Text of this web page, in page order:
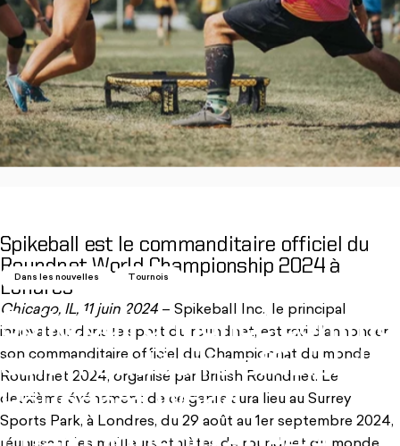
Dans les nouvelles Tournois
Spikeball annoncé comme
commanditaire officiel du
Roundnet World
Spikeball est le commanditaire officiel du
Roundnet World Championship 2024 à
Londres
Chicago, IL, 11 juin 2024 – Spikeball Inc., le principal
innovateur dans le sport du roundnet, est ravi d’annoncer
son commanditaire officiel du Championnat du monde
Roundnet 2024, organisé par British Roundnet. Le
deuxième événement de ce genre aura lieu au Surrey
Sports Park, à Londres, du 29 août au 1er septembre 2024,